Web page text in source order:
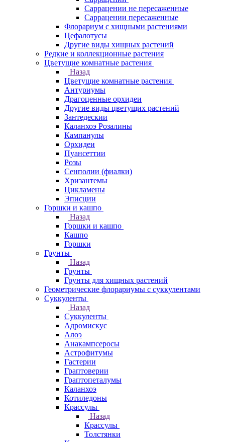
Саррацении не пересаженные
Саррацении пересаженные
Флорариум с хищными растениями
Цефалотусы
Другие виды хищных растений
Редкие и коллекционные растения
Цветущие комнатные растения
Назад
Цветущие комнатные растения
Антуриумы
Драгоценные орхидеи
Другие виды цветущих растений
Зантедескии
Каланхоэ Розалины
Кампанулы
Орхидеи
Пуансеттии
Розы
Сенполии (фиалки)
Хризантемы
Цикламены
Эписции
Горшки и кашпо
Назад
Горшки и кашпо
Кашпо
Горшки
Грунты
Назад
Грунты
Грунты для хищных растений
Геометрические флорариумы с суккулентами
Суккуленты
Назад
Суккуленты
Адромискус
Алоэ
Анакампсеросы
Астрофитумы
Гастерии
Граптоверии
Граптопеталумы
Каланхоэ
Котиледоны
Крассулы
Назад
Крассулы
Толстянки